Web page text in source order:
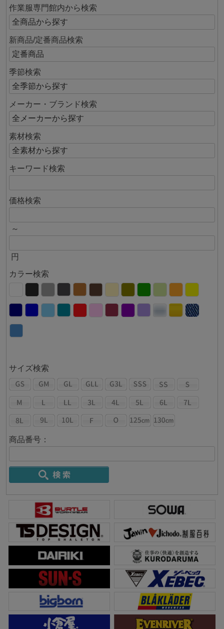
作業服専門館内から検索
新商品/定番商品検索
季節検索
メーカー・ブランド検索
素材検索
キーワード検索
価格検索
～
円
カラー検索
サイズ検索
商品番号：